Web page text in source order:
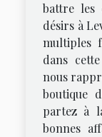
battre les
désirs à
multiples
dans
nous
boutique
partez à
bonnes